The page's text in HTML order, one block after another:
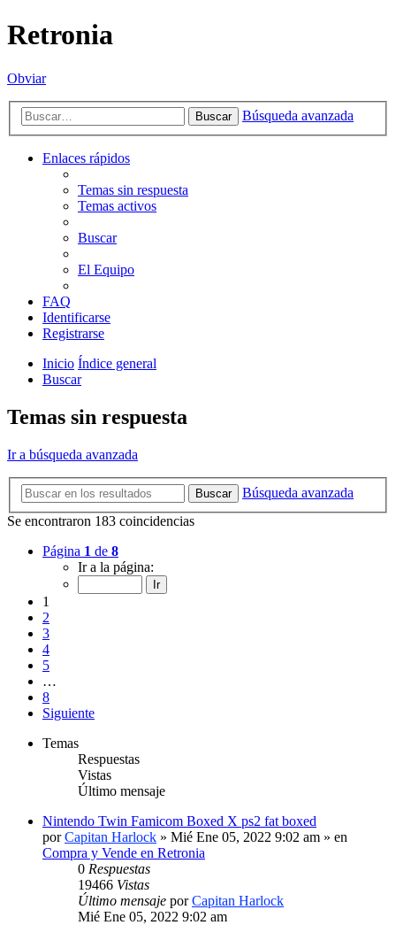
Retronia
Obviar
Buscar Búsqueda avanzada
Enlaces rápidos
Temas sin respuesta
Temas activos
Buscar
El Equipo
FAQ
Identificarse
Registrarse
Inicio Índice general
Buscar
Temas sin respuesta
Ir a búsqueda avanzada
Buscar
Búsqueda avanzada
Se encontraron 183 coincidencias
Página 1 de 8
Ir a la página:
1
2
3
4
5
…
8
Siguiente
Temas
Respuestas
Vistas
Último mensaje
Nintendo Twin Famicom Boxed X ps2 fat boxed
porCapitan Harlock » Mié Ene 05, 2022 9:02 am » en
Compra y Vende en Retronia
0 Respuestas
19466 Vistas
Último mensaje porCapitan Harlock
Mié Ene 05, 2022 9:02 am